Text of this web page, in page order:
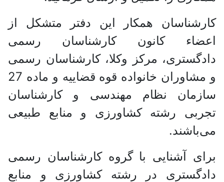
همکار این دفتر متشکل از
کانون کارشناسان رسمی
مرکز وکلا، کارشناسان رسمی
و مشاوران خانواده قوه قضاییه و ماده 27
نظام مهندسی و کارشناسان
رشته کشاورزی و منابع طبیعی
آشنایی با گروه کارشناسان رسمی
در رشته کشاورزی و منابع